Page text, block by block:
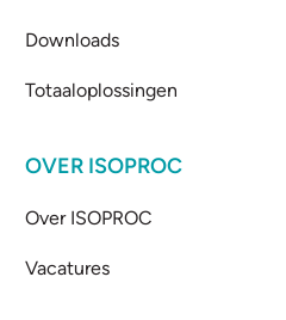
Downloads
Totaaloplossingen
OVER ISOPROC
Over ISOPROC
Vacatures